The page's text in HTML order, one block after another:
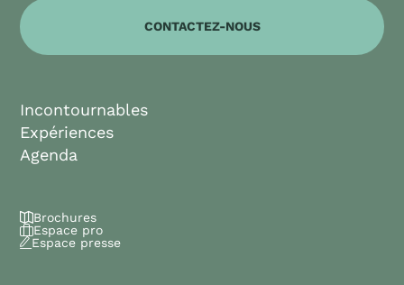
CONTACTEZ-NOUS
Incontournables
Expériences
Agenda
Brochures
Espace pro
Espace presse